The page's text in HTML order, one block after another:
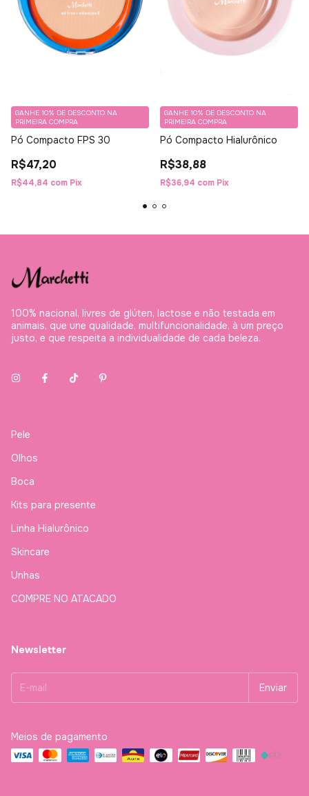
Pó Compacto FPS 30
R$47,20
R$44,84 com Pix
GANHE 10% DE DESCONTO NA
PRIMEIRA COMPRA
Pó Compacto Hialurônico
R$38,88
R$36,94 com Pix
GANHE 10% DE DESCONTO NA
PRIMEIRA COMPRA
100% nacional, livres de glúten, lactose e não testada em
animais, que une qualidade, multifuncionalidade, à um preço
justo, e que respeita a individualidade de cada beleza.
Pele
Olhos
Boca
Kits para presente
Linha Hialurônico
Skincare
Unhas
COMPRE NO ATACADO
Newsletter
Meios de pagamento